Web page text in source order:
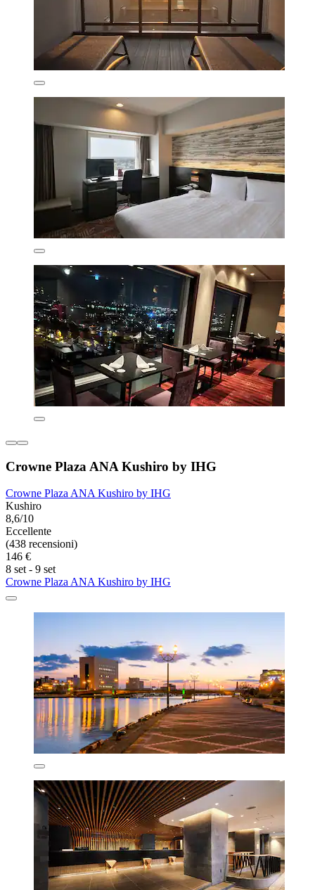
Crowne Plaza ANA Kushiro by IHG
Crowne Plaza ANA Kushiro by IHG
Kushiro
8,6/10
Eccellente
(438 recensioni)
146 €
8 set - 9 set
Crowne Plaza ANA Kushiro by IHG